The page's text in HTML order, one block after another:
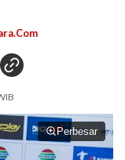
Perbesar